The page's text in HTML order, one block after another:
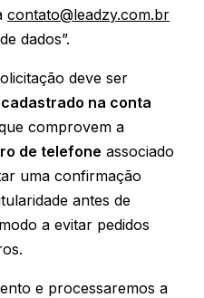
contato@leadzy.com.br
dados”.
deve ser
na conta
comprovem a
de telefone associado
uma confirmação
antes de
a evitar pedidos
e processaremos a